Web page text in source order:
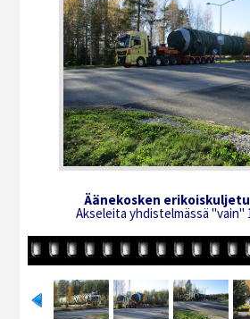
Äänekosken
Akseleita yhdistelmässä "vain"